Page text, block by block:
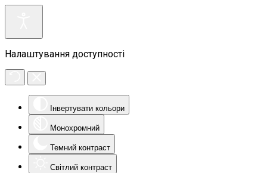
Налаштування доступності
Інвертувати кольори
Монохромний
Темний контраст
Світлий контраст